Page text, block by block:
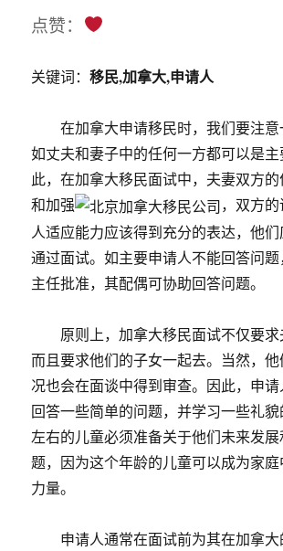
点赞：
关键词：移民,加拿大,申请人
在加拿大申请移民时，我们要注意
如丈夫和妻子中的任何一方都可以是
此，在加拿大移民面试中，夫妻双方
和加强
，双方
人适应能力应该得到充分的表达，他
通过面试。如主要申请人不能回答问
主任批准，其配偶可协助回答问题。
原则上，加拿大移民面试不仅要求
而且要求他们的子女一起去。当然，
况也会在面谈中得到审查。因此，申
回答一些简单的问题，并学习一些礼貌
左右的儿童必须准备关于他们未来发
题，因为这个年龄的儿童可以成为家
力量。
申请人通常在面试前为其在加拿大